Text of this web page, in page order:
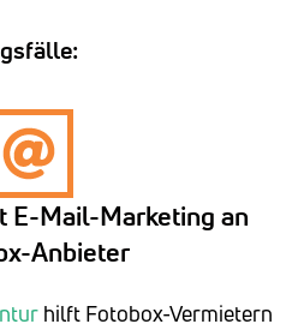
E-Mail-Marketing an
Anbieter
hilft Fotobox-Vermietern